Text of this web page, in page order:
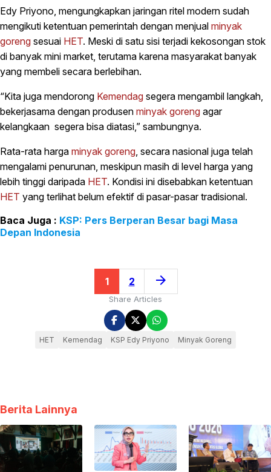
Edy Priyono, mengungkapkan jaringan ritel modern sudah
mengikuti ketentuan pemerintah dengan menjual minyak
goreng sesuai HET. Meski di satu sisi terjadi kekosongan stok
di banyak mini market, terutama karena masyarakat banyak
yang membeli secara berlebihan.
“Kita juga mendorong Kemendag segera mengambil langkah,
bekerjasama dengan produsen minyak goreng agar
kelangkaan segera bisa diatasi,” sambungnya.
Rata-rata harga minyak goreng , secara nasional juga telah
mengalami penurunan, meskipun masih di level harga yang
lebih tinggi daripada HET. Kondisi ini disebabkan ketentuan
HET yang terlihat belum efektif di pasar-pasar tradisional.
KSP: Pers Berperan Besar bagi Masa
Depan Indonesia
1 2 arrow_forward
Share Articles
HET Kemendag KSP Edy Priyono Minyak Goreng
Berita Lainnya